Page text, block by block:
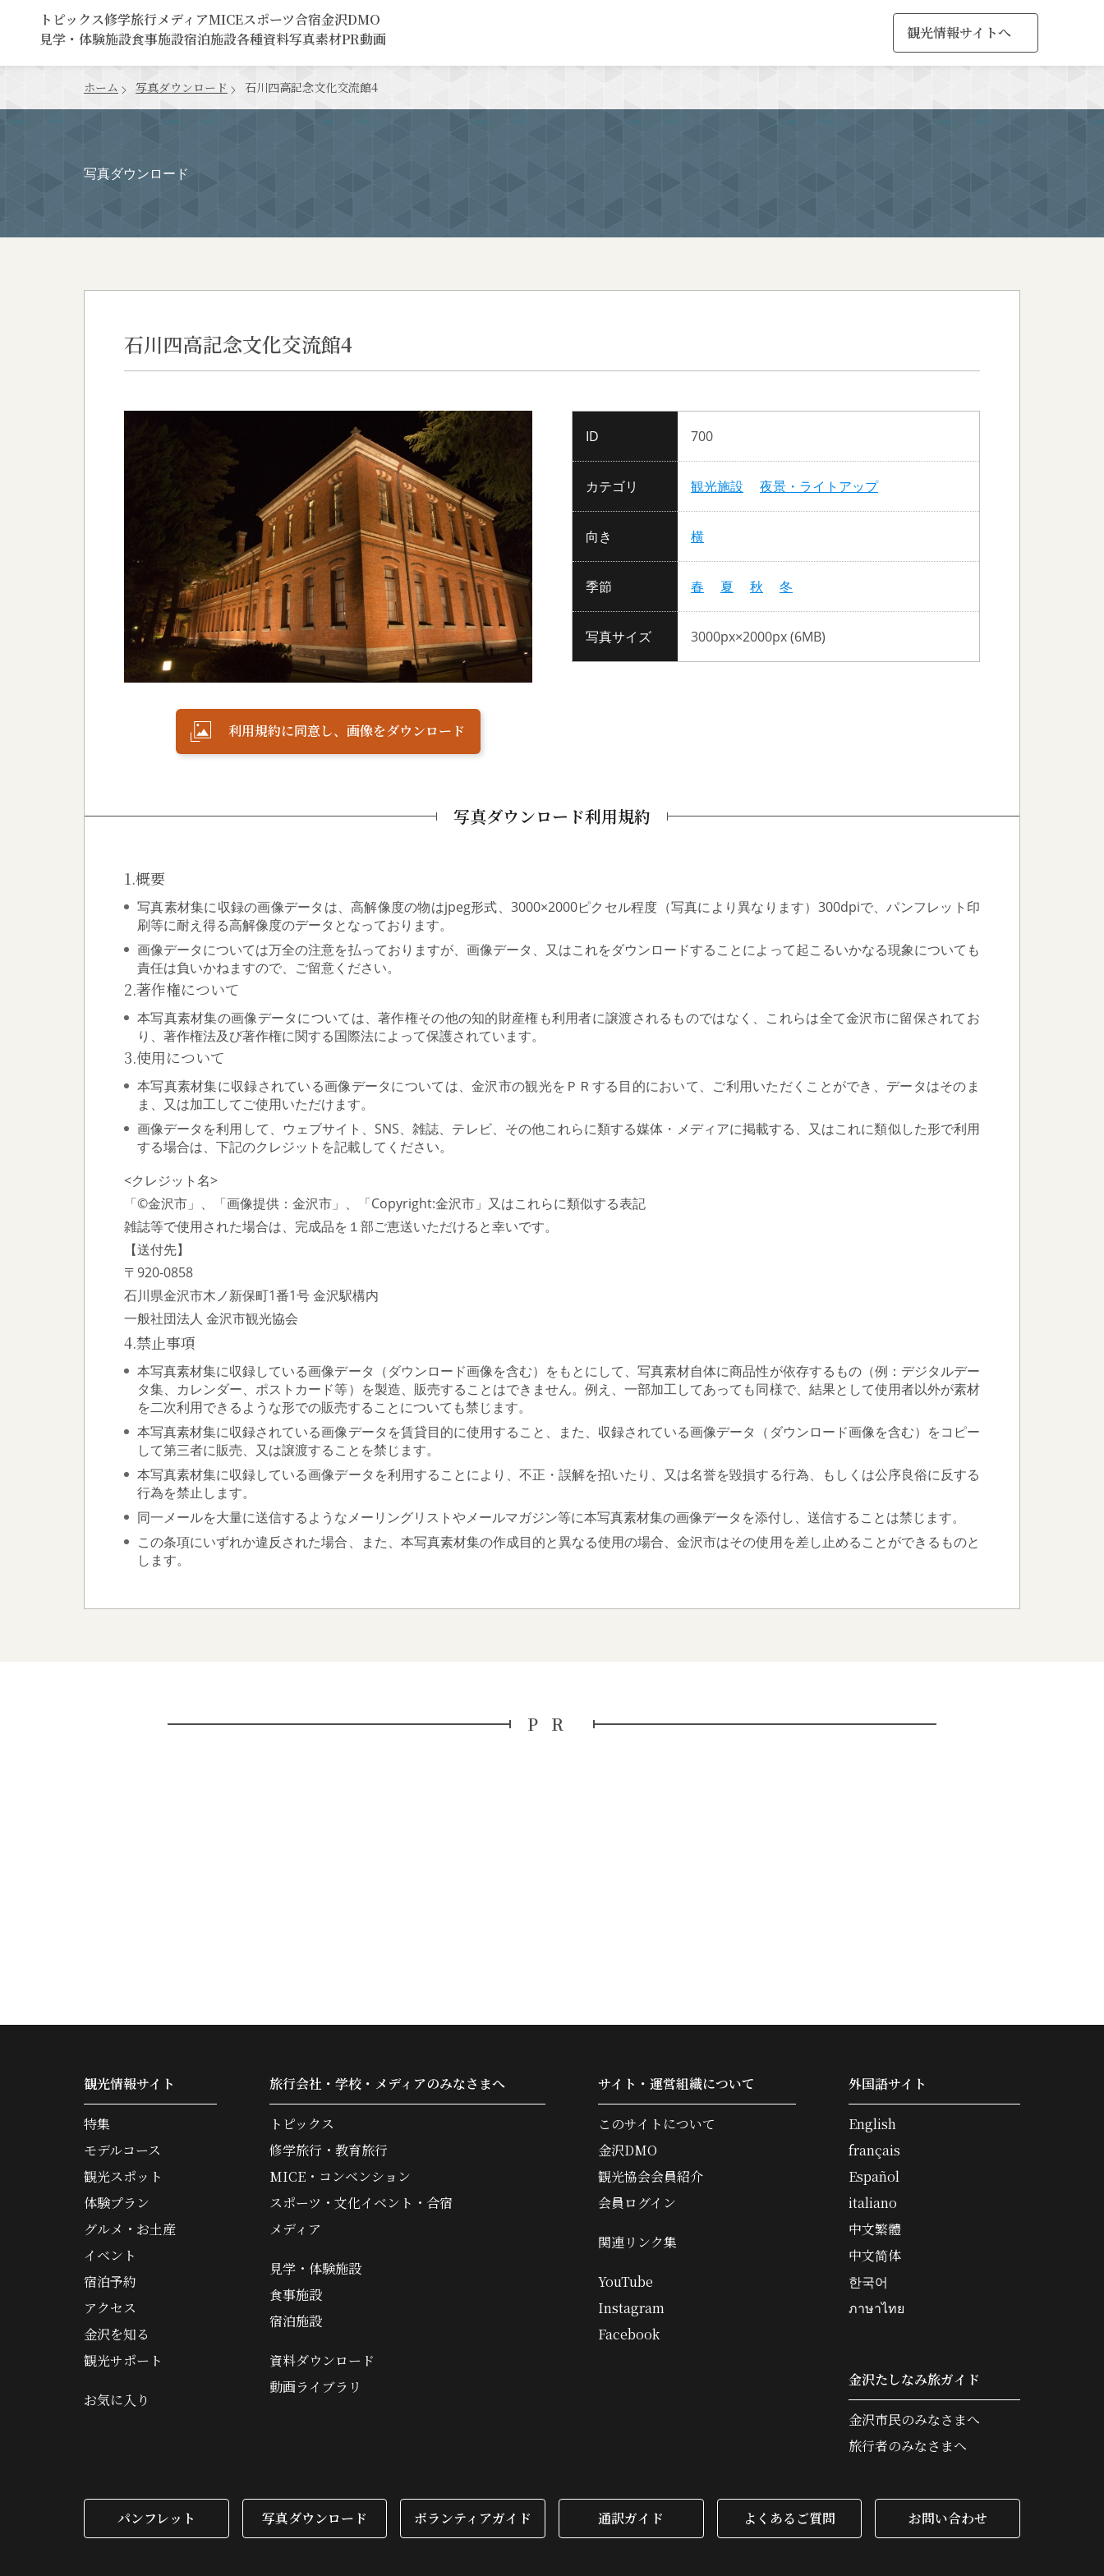
トピックス修学旅行メディアMICEスポーツ合宿金沢DMO
見学・体験施設食事施設宿泊施設各種資料写真素材PR動画 観光情報サイトへ
ホーム 写真ダウンロード 石川四高記念文化交流館4
写真ダウンロード
石川四高記念文化交流館4
利用規約に同意し、画像をダウンロード
ID 700
カテゴリ 観光施設 夜景・ライトアップ
向き 横
季節 春 夏 秋 冬
写真サイズ 3000px×2000px (6MB)
写真ダウンロード利用規約
1.概要
写真素材集に収録の画像データは、高解像度の物はjpeg形式、3000×2000ピクセル程度（写真により異なります）300dpiで、パンフレット印
刷等に耐え得る高解像度のデータとなっております。
画像データについては万全の注意を払っておりますが、画像データ、又はこれをダウンロードすることによって起こるいかなる現象についても
責任は負いかねますので、ご留意ください。
2.著作権について
本写真素材集の画像データについては、著作権その他の知的財産権も利用者に譲渡されるものではなく、これらは全て金沢市に留保されてお
り、著作権法及び著作権に関する国際法によって保護されています。
3.使用について
本写真素材集に収録されている画像データについては、金沢市の観光をＰＲする目的において、ご利用いただくことができ、データはそのま
ま、又は加工してご使用いただけます。
画像データを利用して、ウェブサイト、SNS、雑誌、テレビ、その他これらに類する媒体・メディアに掲載する、又はこれに類似した形で利用
する場合は、下記のクレジットを記載してください。
<クレジット名>
「©金沢市」、「画像提供：金沢市」、「Copyright:金沢市」又はこれらに類似する表記
雑誌等で使用された場合は、完成品を１部ご恵送いただけると幸いです。
【送付先】
〒920-0858
石川県金沢市木ノ新保町1番1号 金沢駅構内
一般社団法人 金沢市観光協会
4.禁止事項
本写真素材集に収録している画像データ（ダウンロード画像を含む）をもとにして、写真素材自体に商品性が依存するもの（例：デジタルデー
タ集、カレンダー、ポストカード等）を製造、販売することはできません。例え、一部加工してあっても同様で、結果として使用者以外が素材
を二次利用できるような形での販売することについても禁じます。
本写真素材集に収録されている画像データを賃貸目的に使用すること、また、収録されている画像データ（ダウンロード画像を含む）をコピー
して第三者に販売、又は譲渡することを禁じます。
本写真素材集に収録している画像データを利用することにより、不正・誤解を招いたり、又は名誉を毀損する行為、もしくは公序良俗に反する
行為を禁止します。
同一メールを大量に送信するようなメーリングリストやメールマガジン等に本写真素材集の画像データを添付し、送信することは禁じます。
この条項にいずれか違反された場合、また、本写真素材集の作成目的と異なる使用の場合、金沢市はその使用を差し止めることができるものと
します。
PR
観光情報サイト
特集
モデルコース
観光スポット
体験プラン
グルメ・お土産
イベント
宿泊予約
アクセス
金沢を知る
観光サポート
お気に入り
旅行会社・学校・メディアのみなさまへ
トピックス
修学旅行・教育旅行
MICE・コンベンション
スポーツ・文化イベント・合宿
メディア
見学・体験施設
食事施設
宿泊施設
資料ダウンロード
動画ライブラリ
サイト・運営組織について
このサイトについて
金沢DMO
観光協会会員紹介
会員ログイン
関連リンク集
YouTube
Instagram
Facebook
外国語サイト
English
français
Español
italiano
中文繁體
中文简体
한국어
ภาษาไทย
金沢たしなみ旅ガイド
金沢市民のみなさまへ
旅行者のみなさまへ
パンフレット 写真ダウンロード ボランティアガイド 通訳ガイド よくあるご質問 お問い合わせ